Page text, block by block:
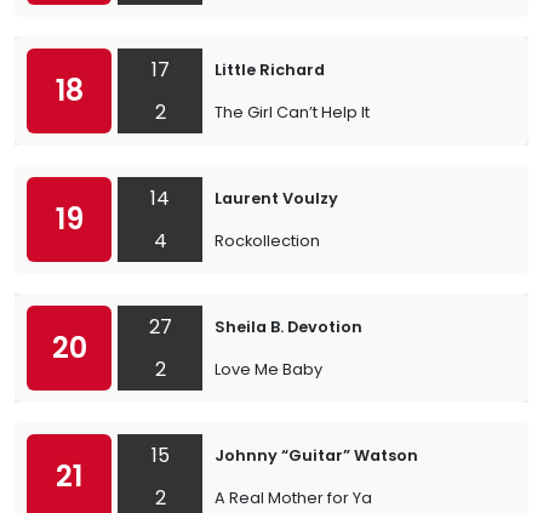
18
17
2
Little Richard
The Girl Can’t Help It
19
14
4
Laurent Voulzy
Rockollection
20
27
2
Sheila B. Devotion
Love Me Baby
21
15
2
Johnny “Guitar” Watson
A Real Mother for Ya